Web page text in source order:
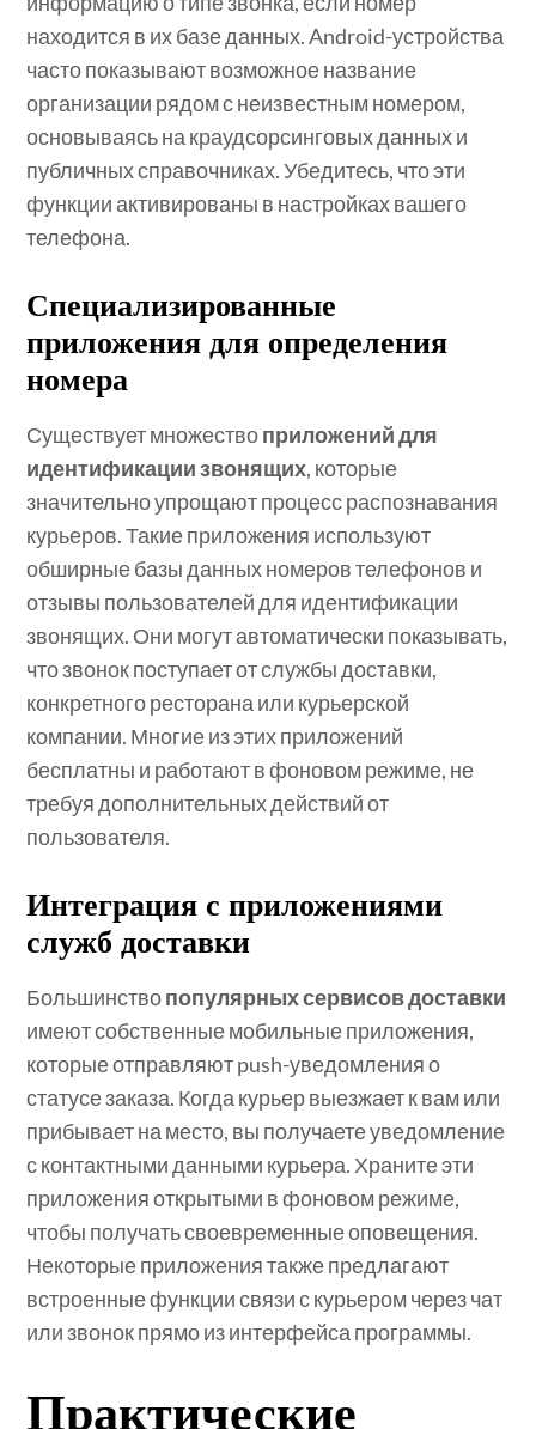
находится в их базе данных. Android-устройства
часто показывают возможное название
организации рядом с неизвестным номером,
основываясь на краудсорсинговых данных и
публичных справочниках. Убедитесь, что эти
функции активированы в настройках вашего
телефона.
Специализированные
приложения для определения
номера
Существует множествоприложений для
идентификации звонящих, которые
значительно упрощают процесс распознавания
курьеров. Такие приложения используют
обширные базы данных номеров телефонов и
отзывы пользователей для идентификации
звонящих. Они могут автоматически показывать,
что звонок поступает от службы доставки,
конкретного ресторана или курьерской
компании. Многие из этих приложений
бесплатны и работают в фоновом режиме, не
требуя дополнительных действий от
пользователя.
Интеграция с приложениями
служб доставки
Большинствопопулярных сервисов доставки
имеют собственные мобильные приложения,
которые отправляют push-уведомления о
статусе заказа. Когда курьер выезжает к вам или
прибывает на место, вы получаете уведомление
с контактными данными курьера. Храните эти
приложения открытыми в фоновом режиме,
чтобы получать своевременные оповещения.
Некоторые приложения также предлагают
встроенные функции связи с курьером через чат
или звонок прямо из интерфейса программы.
Практические